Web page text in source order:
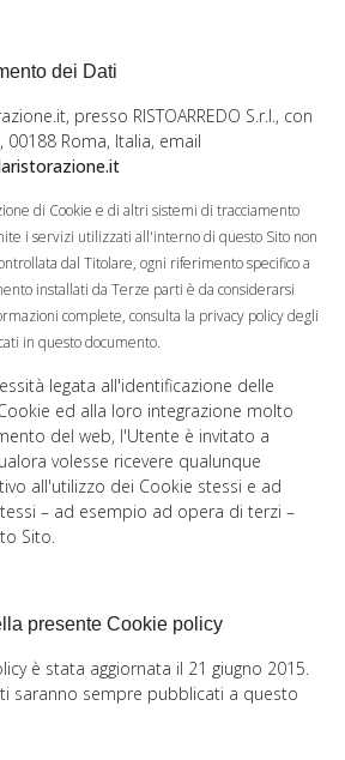
dei Dati
presso RISTOARREDO S.r.l., con
00188 Roma, Italia, email
di Cookie e di altri sistemi di tracciamento
i servizi utilizzati all'interno di questo Sito non
dal Titolare, ogni riferimento specifico a
installati da Terze parti è da considerarsi
complete, consulta la privacy policy degli
in questo documento.
legata all'identificazione delle
ed alla loro integrazione molto
del web, l'Utente è invitato a
volesse ricevere qualunque
all'utilizzo dei Cookie stessi e ad
– ad esempio ad opera di terzi –
Sito.
presente Cookie policy
è stata aggiornata il 21 giugno 2015.
saranno sempre pubblicati a questo